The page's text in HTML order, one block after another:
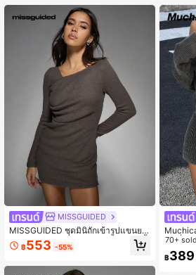
MISSGUIDED
MISSGUIDED ชุดมินิถักเข้ารูปแขนยา
วคอสแควร์ ผ้ายืดสวมใส่ออกงานปาร์ตี้
ออกไปเที่ยวกลางคืน
฿553 -55%
แฟชั่นส
70+ sold
฿389